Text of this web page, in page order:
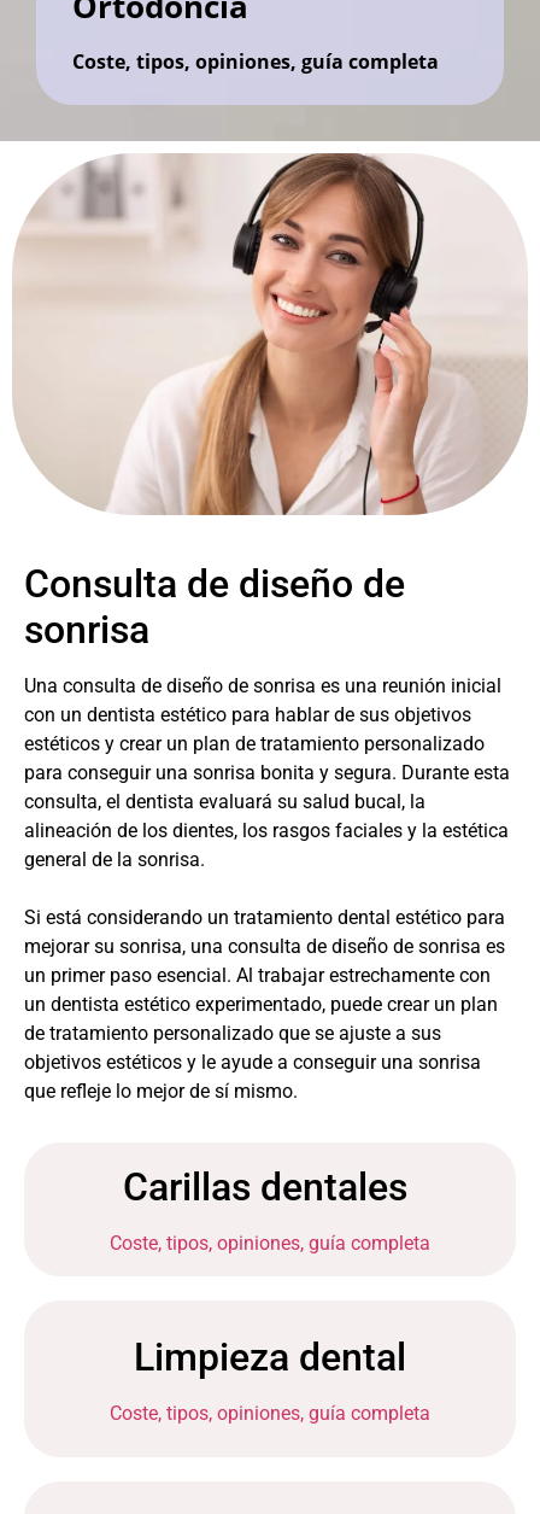
Coste, tipos, opiniones, guía completa
Consulta de diseño de
sonrisa
Una consulta de diseño de sonrisa es una reunión inicial
con un dentista estético para hablar de sus objetivos
estéticos y crear un plan de tratamiento personalizado
para conseguir una sonrisa bonita y segura. Durante esta
consulta, el dentista evaluará su salud bucal, la
alineación de los dientes, los rasgos faciales y la estética
general de la sonrisa.
Si está considerando un tratamiento dental estético para
mejorar su sonrisa, una consulta de diseño de sonrisa es
un primer paso esencial. Al trabajar estrechamente con
un dentista estético experimentado, puede crear un plan
de tratamiento personalizado que se ajuste a sus
objetivos estéticos y le ayude a conseguir una sonrisa
que refleje lo mejor de sí mismo.
Carillas dentales
Coste, tipos, opiniones, guía completa
Limpieza dental
Coste, tipos, opiniones, guía completa